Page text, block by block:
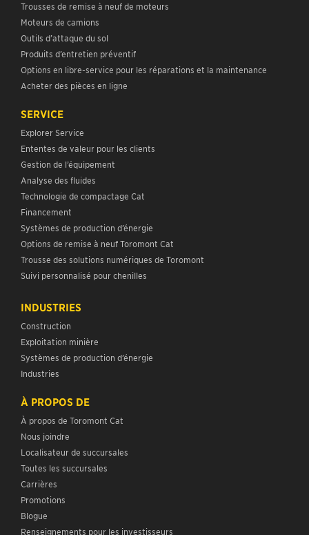
Trousses de remise à neuf de moteurs
Moteurs de camions
Outils d’attaque du sol
Produits d’entretien préventif
Options en libre-service pour les réparations et la maintenance
Acheter des pièces en ligne
SERVICE
Explorer Service
Ententes de valeur pour les clients
Gestion de l’équipement
Analyse des fluides
Technologie de compactage Cat
Financement
Systèmes de production d’énergie
Options de remise à neuf Toromont Cat
Trousse des solutions numériques de Toromont
Suivi personnalisé pour chenilles
INDUSTRIES
Construction
Exploitation minière
Systèmes de production d’énergie
Industries
À PROPOS DE
À propos de Toromont Cat
Nous joindre
Localisateur de succursales
Toutes les succursales
Carrières
Promotions
Blogue
Renseignements pour les investisseurs